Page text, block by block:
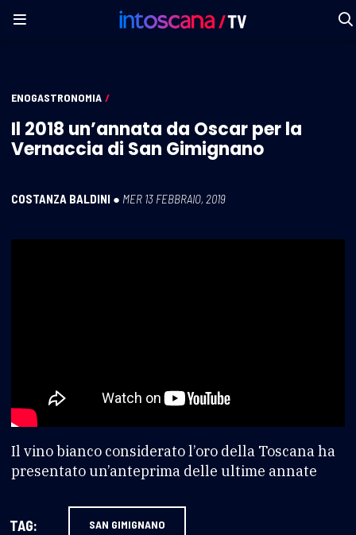
ENOGASTRONOMIA /
Il 2018 un’annata da Oscar per la
Vernaccia di San Gimignano
COSTANZA BALDINI ● MER 13 FEBBRAIO, 2019
Il vino bianco considerato l’oro della Toscana ha
presentato un’anteprima delle ultime annate
TAG: SAN GIMIGNANO